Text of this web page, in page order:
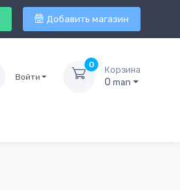
Добавить магазин
Войти
0
Корзина
0 man